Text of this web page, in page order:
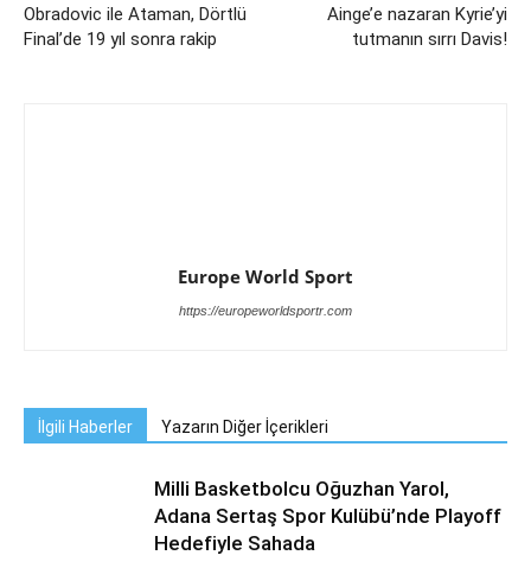
Obradovic ile Ataman, Dörtlü
Final’de 19 yıl sonra rakip
Ainge’e nazaran Kyrie’yi
tutmanın sırrı Davis!
Europe World Sport
https://europeworldsportr.com
İlgili Haberler Yazarın Diğer İçerikleri
Milli Basketbolcu Oğuzhan Yarol,
Adana Sertaş Spor Kulübü’nde Playoff
Hedefiyle Sahada